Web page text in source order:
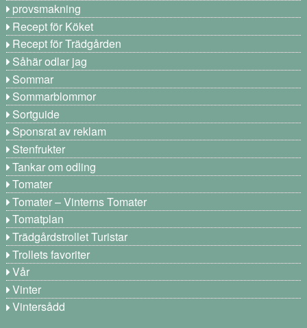
provsmakning
Recept för Köket
Recept för Trädgården
Såhär odlar jag
Sommar
Sommarblommor
Sortguide
Sponsrat av reklam
Stenfrukter
Tankar om odling
Tomater
Tomater – Vinterns Tomater
Tomatplan
Trädgårdstrollet Turistar
Trollets favoriter
Vår
Vinter
Vintersådd